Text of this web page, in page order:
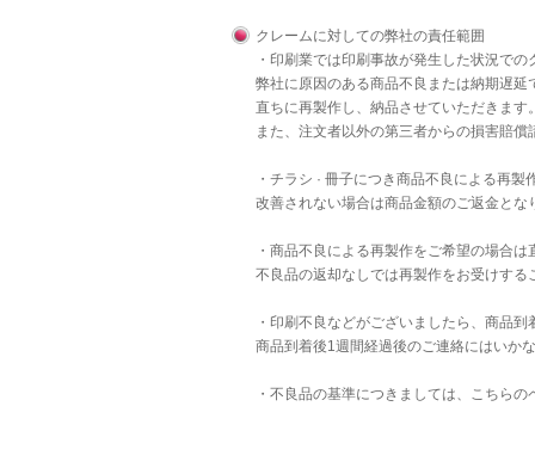
クレームに対しての弊社の責任範囲
・印刷業では印刷事故が発生した状況で
弊社に原因のある商品不良または納期遅
直ちに再製作し、納品させていただきま
また、注文者以外の第三者からの損害賠
・チラシ · 冊子につき商品不良による再
改善されない場合は商品金額のご返金と
・商品不良による再製作をご希望の場合
不良品の返却なしでは再製作をお受けする
・印刷不良などがございましたら、商品
商品到着後1週間経過後のご連絡にはいか
・不良品の基準につきましては、 こちらの